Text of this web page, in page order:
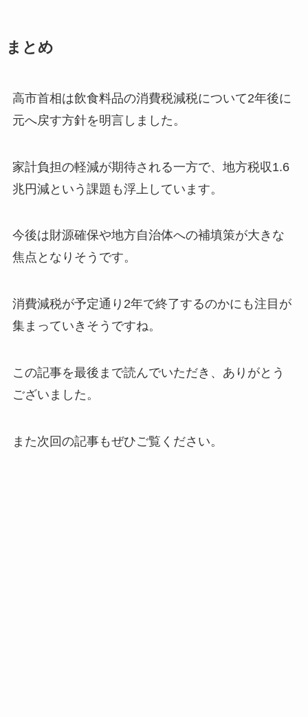
まとめ
高市首相は飲食料品の消費税減税について2年後に
元へ戻す方針を明言しました。
家計負担の軽減が期待される一方で、地方税収1.6
兆円減という課題も浮上しています。
今後は財源確保や地方自治体への補填策が大きな
焦点となりそうです。
消費減税が予定通り2年で終了するのかにも注目が
集まっていきそうですね。
この記事を最後まで読んでいただき、ありがとう
ございました。
また次回の記事もぜひご覧ください。